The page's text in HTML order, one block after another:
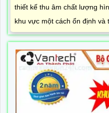
thiết kế thu âm chất lượng
khu vực một cách ổn định và